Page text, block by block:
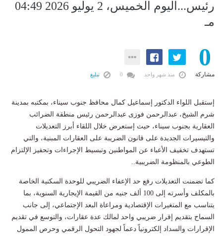
رئيس...اليوم الخميس، 2 يوليو 2026 04:49
مـ
0
مشاركة منذ شهر واحد تبليغ
إستقبل اللواء الدكتور إسماعيل كمال محافظ جنوب سيناء، بمكتبه بمدينة
شرم الشيخ، عبدالرحمن فوزى عبدالرحمن رئيس منطقة الضرائب
العقارية بجنوب سيناء، حيث إستعرض خلال اللقاء أبرز التعديلات
والتيسيرات الجديدة على قانون الضريبة على العقارات المبنية، والتي
تستهدف تخفيف الأعباء عن المواطنين وتبسيط الإجراءات وتحفيز الإلتزام
الطوعي بالمنظومة الضريبية..
كما تضمنت التعديلات رفع حد الإعفاء الضريبي للوحدة السكنية الخاصة
بالمكلف وأسرته إلى 100 ألف جنيه من القيمة الإيجارية السنوية، بما
يتناسب مع المتغيرات الإقتصادية ومراعاة البعد الإجتماعي، إلى جانب
السماح بتقديم إقرار ضريبي واحد لمالك عدة عقارات، والتوسع في تقديم
الإقرارات والسداد إلكترونياً دعماً لجهود التحول الرقمي وحرص الممول